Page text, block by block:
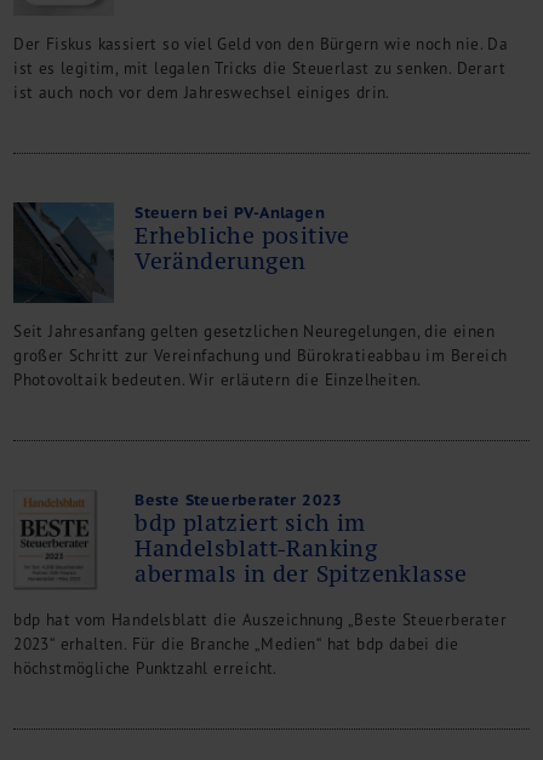
Der Fiskus kassiert so viel Geld von den Bürgern wie noch nie. Da
ist es legitim, mit legalen Tricks die Steuerlast zu senken. Derart
ist auch noch vor dem Jahreswechsel einiges drin.
Steuern bei PV-Anlagen
Erhebliche positive
Veränderungen
Seit Jahresanfang gelten gesetzlichen Neuregelungen, die einen
großer Schritt zur Vereinfachung und Bürokratieabbau im Bereich
Photovoltaik bedeuten. Wir erläutern die Einzelheiten.
Beste Steuerberater 2023
bdp platziert sich im
Handelsblatt-Ranking
abermals in der Spitzenklasse
bdp hat vom Handelsblatt die Auszeichnung „Beste Steuerberater
2023“ erhalten. Für die Branche „Medien“ hat bdp dabei die
höchstmögliche Punktzahl erreicht.